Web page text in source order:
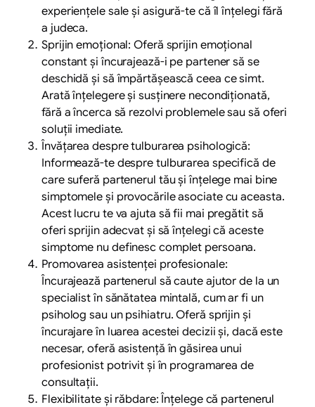
experiențele sale și asigură-te că îl înțelegi fără
a judeca.
Sprijin emoțional: Oferă sprijin emoțional
constant și încurajează-i pe partener să se
deschidă și să împărtășească ceea ce simt.
Arată înțelegere și susținere necondiționată,
fără a încerca să rezolvi problemele sau să oferi
soluții imediate.
Învățarea despre tulburarea psihologică:
Informează-te despre tulburarea specifică de
care suferă partenerul tău și înțelege mai bine
simptomele și provocările asociate cu aceasta.
Acest lucru te va ajuta să fii mai pregătit să
oferi sprijin adecvat și să înțelegi că aceste
simptome nu definesc complet persoana.
Promovarea asistenței profesionale:
Încurajează partenerul să caute ajutor de la un
specialist în sănătatea mintală, cum ar fi un
psiholog sau un psihiatru. Oferă sprijin și
încurajare în luarea acestei decizii și, dacă este
necesar, oferă asistență în găsirea unui
profesionist potrivit și în programarea de
consultații.
Flexibilitate și răbdare: Înțelege că partenerul